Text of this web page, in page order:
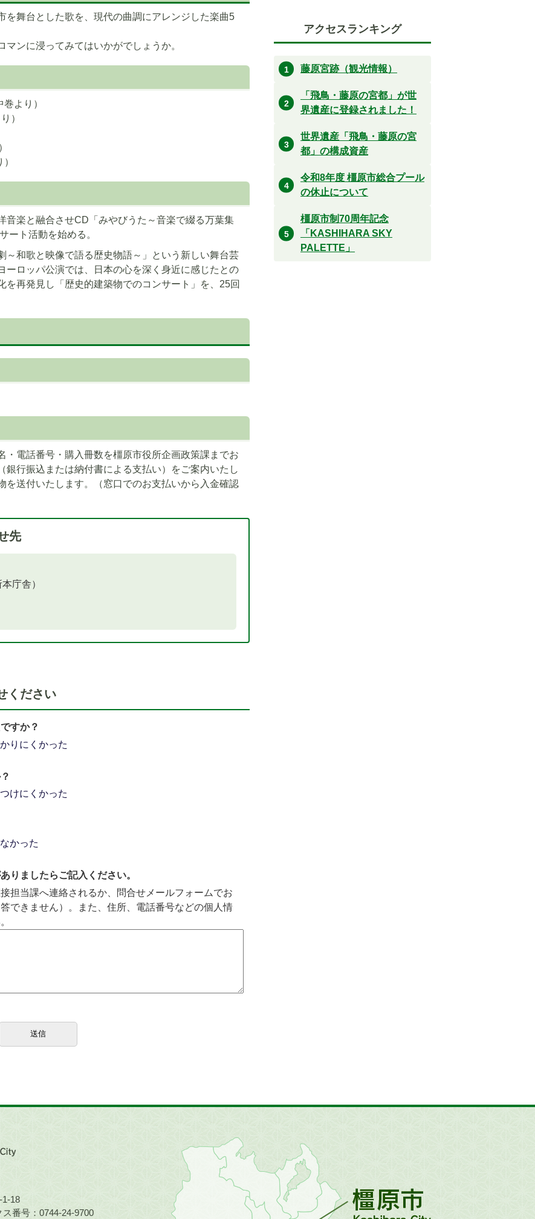
を舞台とした歌を、現代の曲調にアレンジした楽曲5
ンに浸ってみてはいかがでしょうか。
より）
）
音楽と融合させCD「みやびうた～音楽で綴る万葉集
ート活動を始める。
～和歌と映像で語る歴史物語～」という新しい舞台芸
ーロッパ公演では、日本の心を深く身近に感じたとの
を再発見し「歴史的建築物でのコンサート」を、25回
・電話番号・購入冊数を橿原市役所企画政策課までお
銀行振込または納付書による支払い）をご案内いたし
を送付いたします。（窓口でのお支払いから入金確認
先
庁舎）
ください
すか？
りにくかった
けにくかった
かった
りましたらご記入ください。
担当課へ連絡されるか、問合せメールフォームでお
できません）。また、住所、電話番号などの個人情
アクセスランキング
藤原宮跡（観光情報）
「飛鳥・藤原の宮都」が世
界遺産に登録されました！
世界遺産「飛鳥・藤原の宮
都」の構成資産
令和8年度 橿原市総合プール
の休止について
橿原市制70周年記念
「KASHIHARA SKY
PALETTE」
18
ス番号：0744-24-9700
の
地